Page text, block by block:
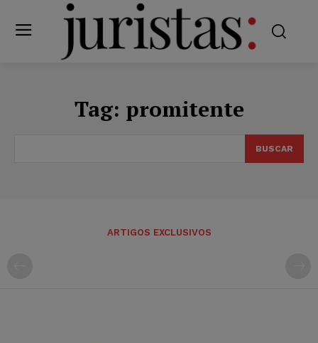
Tag: promitente
BUSCAR
ARTIGOS EXCLUSIVOS